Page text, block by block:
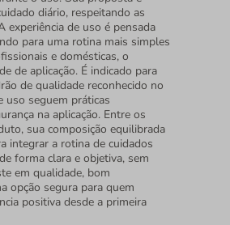
diário, respeitando as
experiência de uso é pensada
para uma rotina mais simples
e domésticas, o
de aplicação. É indicado para
de qualidade reconhecido no
uso seguem práticas
na aplicação. Entre os
sua composição equilibrada
integrar a rotina de cuidados
forma clara e objetiva, sem
em qualidade, bom
opção segura para quem
positiva desde a primeira